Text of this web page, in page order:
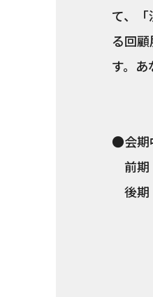
て、
る回
す。
●会期
前期
後期